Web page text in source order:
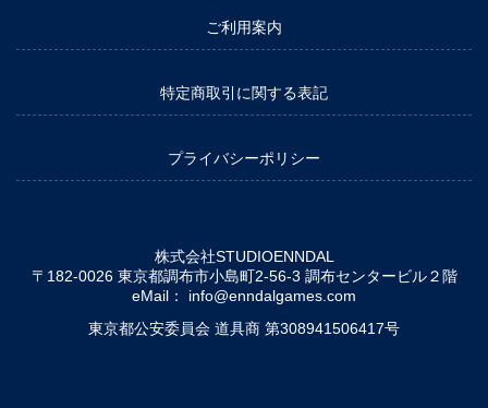
ご利用案内
特定商取引に関する表記
プライバシーポリシー
株式会社STUDIOENNDAL
〒182-0026 東京都調布市小島町2-56-3 調布センタービル２階
eMail： info@enndalgames.com
東京都公安委員会 道具商 第308941506417号